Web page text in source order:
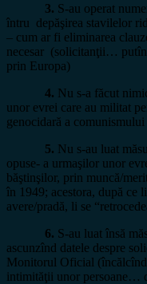
3. S-au operat
întru depăşirea stavilelor
– cum ar fi eliminarea
necesar (solicitanţii…
prin Europa)
4. Nu s-a făcut
unor evrei care au militat
genocidară a
5. Nu s-au luat
opuse- a urmaşilor unor
băştinşilor, prin muncă/
în 1949; acestora, după ce
avere/pradă, li se
6. S-au luat însă
ascunzînd datele despre
Monitorul Oficial
intimităţii unor persoane…